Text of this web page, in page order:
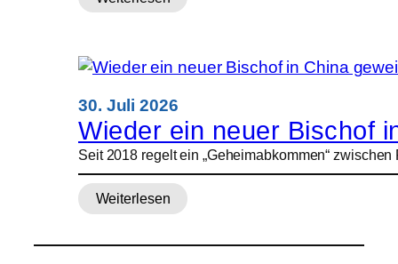
:
machen
30. Juli 2026
Wieder ein neuer Bischof
Seit 2018 regelt ein „Geheimabkommen“
Weiterlesen
:
ein